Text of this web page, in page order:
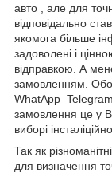
авто , але для
відповідально
якомога більше
задоволені і
відправкою. А
замовленням.
WhatApp
замовлення це у
виборі
Так як
для визначення